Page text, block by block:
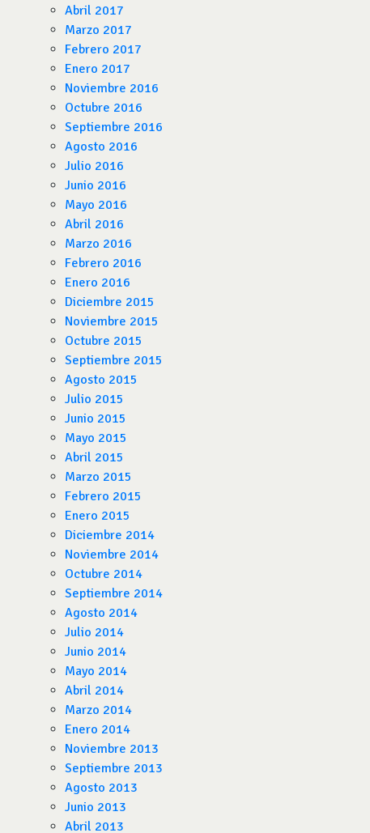
Abril 2017
Marzo 2017
Febrero 2017
Enero 2017
Noviembre 2016
Octubre 2016
Septiembre 2016
Agosto 2016
Julio 2016
Junio 2016
Mayo 2016
Abril 2016
Marzo 2016
Febrero 2016
Enero 2016
Diciembre 2015
Noviembre 2015
Octubre 2015
Septiembre 2015
Agosto 2015
Julio 2015
Junio 2015
Mayo 2015
Abril 2015
Marzo 2015
Febrero 2015
Enero 2015
Diciembre 2014
Noviembre 2014
Octubre 2014
Septiembre 2014
Agosto 2014
Julio 2014
Junio 2014
Mayo 2014
Abril 2014
Marzo 2014
Enero 2014
Noviembre 2013
Septiembre 2013
Agosto 2013
Junio 2013
Abril 2013